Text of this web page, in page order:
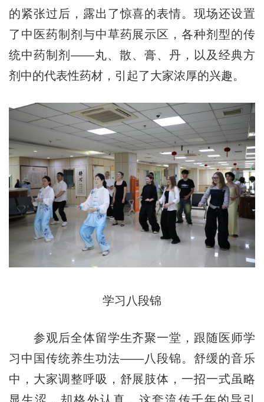
的紧张过后，露出了惊喜的表情。现场还设置
了中医药制剂与中草药展示区，各种剂型的传
统中药制剂——丸、散、膏、丹，以及经典方
剂中的代表性药材，引起了大家浓厚的兴趣。
学习八段锦
参观后全体留学生齐聚一堂，跟随医师学
习中国传统养生功法——八段锦。舒缓的音乐
中，大家调整呼吸，舒展肢体，一招一式虽略